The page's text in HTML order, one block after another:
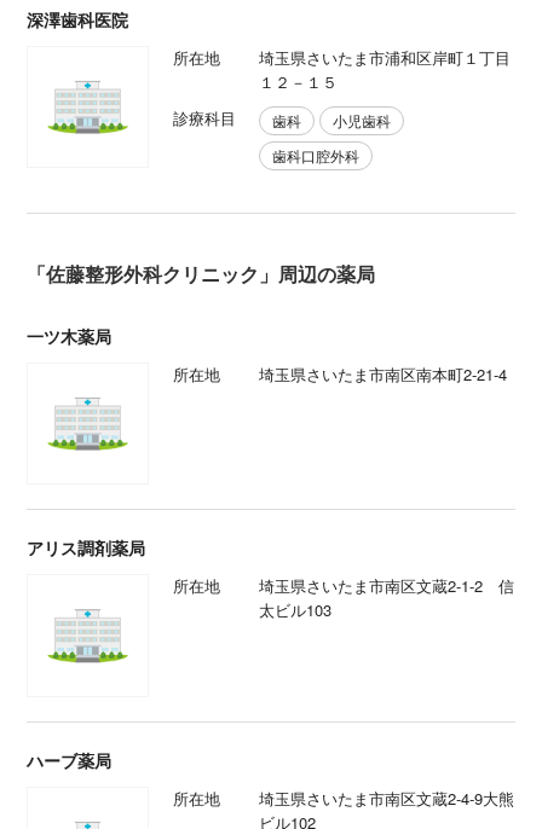
深澤歯科医院
所在地
埼玉県さいたま市浦和区岸町１丁目
１２－１５
診療科目
歯科
小児歯科
歯科口腔外科
「佐藤整形外科クリニック」周辺の薬局
一ツ木薬局
所在地 埼玉県さいたま市南区南本町2-21-4
アリス調剤薬局
所在地
埼玉県さいたま市南区文蔵2-1-2 信
太ビル103
ハーブ薬局
所在地
埼玉県さいたま市南区文蔵2-4-9大熊
ビル102